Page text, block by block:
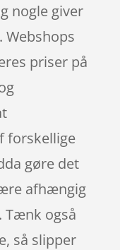
nogle giver
Webshops
priser på
forskellige
gøre det
afhængig
Tænk også
så slipper